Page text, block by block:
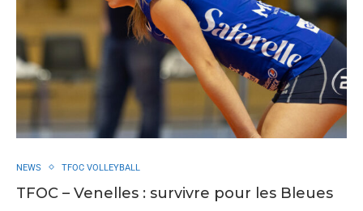
NEWS TFOC VOLLEYBALL
TFOC – Venelles : survivre pour les Bleues